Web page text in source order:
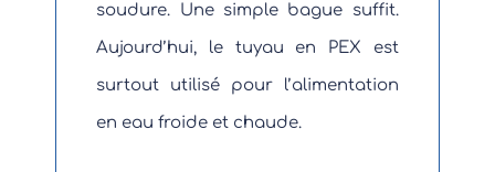
soudure. Une simple bague suffit.
Aujourd’hui, le tuyau en PEX est
surtout utilisé pour l’alimentation
en eau froide et chaude.